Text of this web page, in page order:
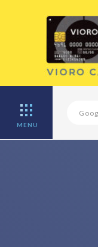
MENU